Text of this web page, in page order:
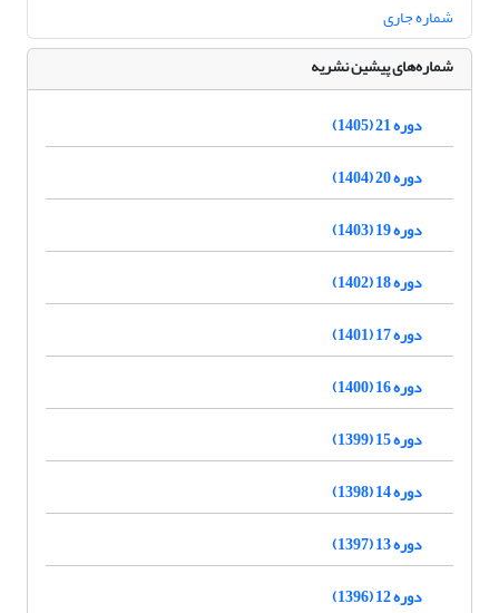
شماره جاری
شماره‌های پیشین نشریه
دوره 21 (1405)
دوره 20 (1404)
دوره 19 (1403)
دوره 18 (1402)
دوره 17 (1401)
دوره 16 (1400)
دوره 15 (1399)
دوره 14 (1398)
دوره 13 (1397)
دوره 12 (1396)